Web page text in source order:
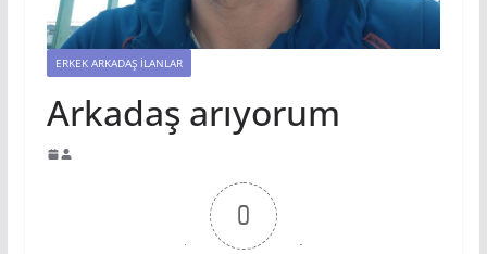
ERKEK ARKADAŞ İLANLAR
Arkadaş arıyorum
0